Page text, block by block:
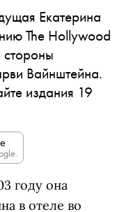
Екатерина
The Hollywood
стороны
Вайнштейна.
издания 19
году она
в отеле во